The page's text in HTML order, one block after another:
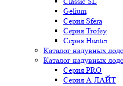
Gelium
Серия Sfera
Серия Trofey
Серия Hunter
Каталог надувных
Каталог надувных
Серия PRO
Серия А ЛАЙТ